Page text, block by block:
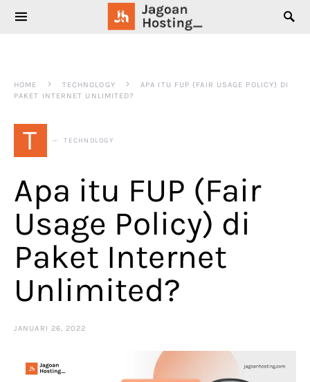
SEARCH FOR:
HOME TECHNOLOGY
APA ITU FUP (FAIR USAGE POLICY) DI
PAKET INTERNET UNLIMITED?
T TECHNOLOGY
Apa itu FUP (Fair
Usage Policy) di
Paket Internet
Unlimited?
JANUARI 26, 2022